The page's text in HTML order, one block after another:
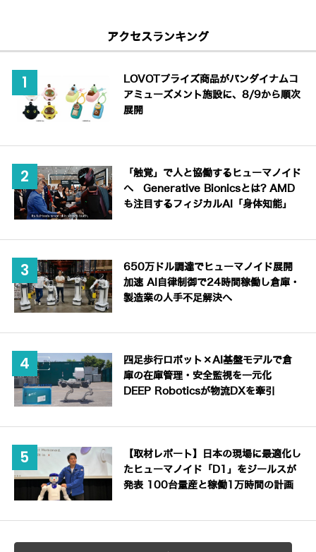
アクセスランキング
LOVOTプライズ商品がバンダイナムコ
アミューズメント施設に、8/9から順次
展開
「触覚」で人と協働するヒューマノイド
へ Generative Bionicsとは? AMD
も注目するフィジカルAI「身体知能」
650万ドル調達でヒューマノイド展開
加速 AI自律制御で24時間稼働し倉庫・
製造業の人手不足解決へ
四足歩行ロボット×AI基盤モデルで倉
庫の在庫管理・安全監視を一元化
DEEP Roboticsが物流DXを牽引
【取材レポート】日本の現場に最適化し
たヒューマノイド「D1」をジールスが
発表 100台量産と稼働1万時間の計画